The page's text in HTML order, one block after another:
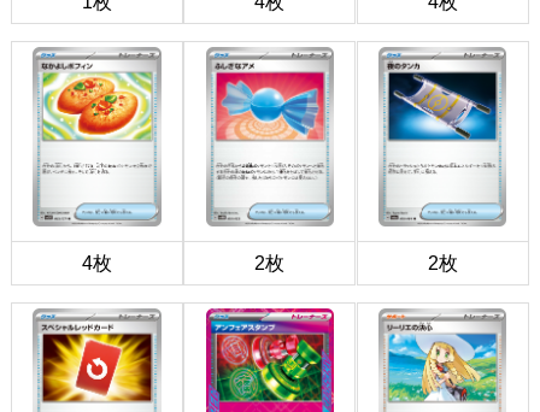
4枚 2枚 2枚